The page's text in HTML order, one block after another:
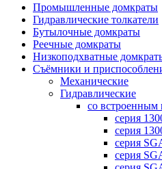
Промышленные домкраты
Гидравлические толкатели
Бутылочные домкраты
Реечные домкраты
Низкоподхватные
Съёмники и
Механические
Гидравлические
cо встроенным
серия
серия
серия
серия